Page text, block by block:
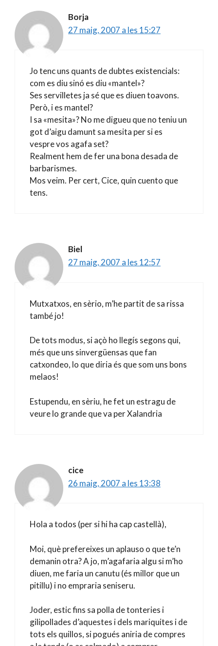
Borja
27 maig, 2007 a les 15:27
Jo tenc uns quants de dubtes existencials:
com es diu sinó es diu «mantel»?
Ses servilletes ja sé que es diuen toavons.
Però, i es mantel?
I sa «mesita»? No me digueu que no teniu un
got d’aigu damunt sa mesita per si es
vespre vos agafa set?
Realment hem de fer una bona desada de
barbarismes.
Mos veim. Per cert, Cice, quin cuento que
tens.
Biel
27 maig, 2007 a les 12:57
Mutxatxos, en sèrio, m’he partit de sa rissa
també jo!
De tots modus, si açò ho llegís segons qui,
més que uns sinvergüensas que fan
catxondeo, lo que diria és que som uns bons
melaos!
Estupendu, en sèriu, he fet un estragu de
veure lo grande que va per Xalandria
cice
26 maig, 2007 a les 13:38
Hola a todos (per si hi ha cap castellà),
Moi, què prefereixes un aplauso o que te’n
demanin otra? A jo, m’agafaria algu si m’ho
diuen, me faria un canutu (és millor que un
pitillu) i no empraria seniseru.
Joder, estic fins sa polla de tonteries i
gilipollades d’aquestes i dels mariquites i de
tots els quillos, si pogués aniria de compres